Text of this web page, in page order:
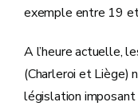
exemple entre 19
A l’heure actuelle,
(Charleroi et Liège)
législation imposant